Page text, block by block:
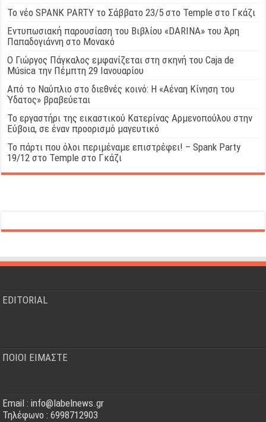
Το νέο SPANK PARTY το Σάββατο 23/5 στο Temple στο Γκάζι
Εντυπωσιακή παρουσίαση του Βιβλίου «DARINA» του Άρη
Παπαδογιάννη στο Μονακό
Ο Γιώργος Πάγκαλος εμφανίζεται στη σκηνή του Caja de
Música την Πέμπτη 29 Ιανουαρίου
Από το Ναύπλιο στο διεθνές κοινό: Η «Αέναη Κίνηση του
Ύδατος» βραβεύεται
Το εργαστήρι της εικαστικού Κατερίνας Αρμενοπούλου στην
Εύβοια, σε έναν προορισμό μαγευτικό
Το πάρτι που όλοι περιμέναμε επιστρέφει! – Spank Party
19/12 στο Temple στο Γκάζι
EDITORIAL
ΠΟΙΟΙ ΕΙΜΑΣΤΕ
Email : info@labelnews.gr
Τηλέφωνο : 6998712903